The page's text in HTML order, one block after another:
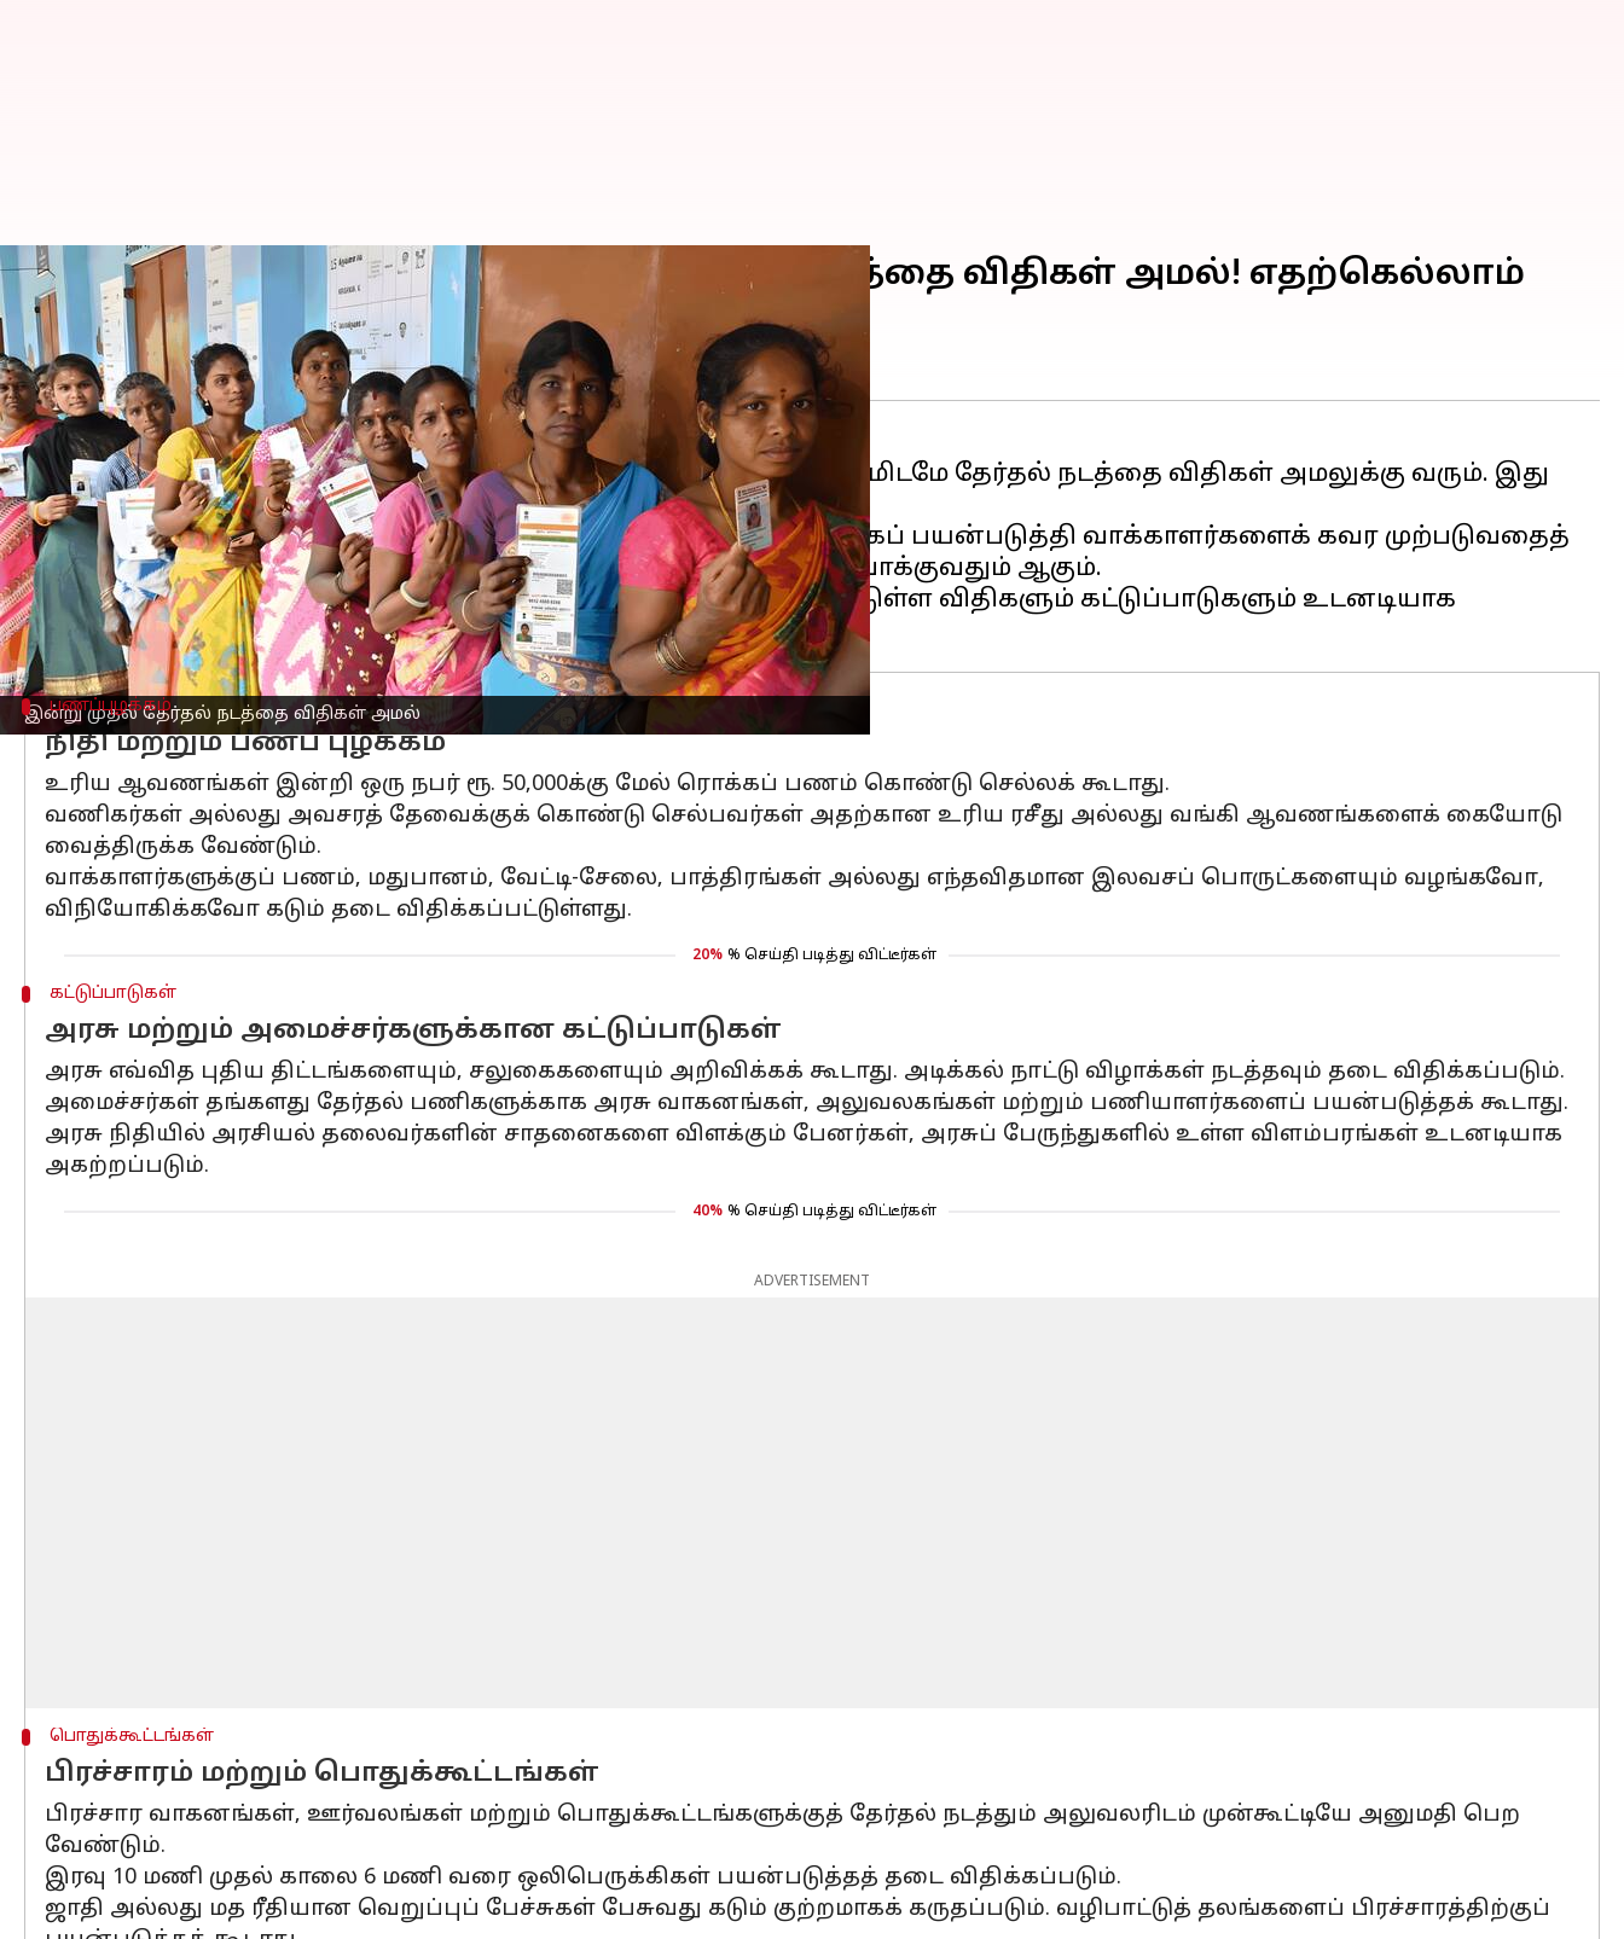
இன்று முதல் தேர்தல் நடத்தை விதிகள் அமல்
தமிழக தேர்தல் 2026: இன்று முதல் தேர்தல் நடத்தை விதிகள் அமல்! எதற்கெல்லாம்
தடை? முழு விவரங்கள்
எழுதியவர் Sekar Chinnappan Mar 15, 2026
செய்தி முன்னோட்டம்
இந்தியதேர்தல் ஆணையம்தேர்தல் தேதியை அறிவித்த அடுத்த நிமிடமே தேர்தல் நடத்தை விதிகள் அமலுக்கு வரும். இது
தேர்தல் முடியும் வரை நீடிக்கும்.
இதன் முக்கிய நோக்கம், ஆளுங்கட்சி தனது அதிகாரத்தைத் தவறாகப் பயன்படுத்தி வாக்காளர்களைக் கவர முற்படுவதைத்
தடுப்பதும், அனைத்துக் கட்சிகளுக்கும் ஒரு சமமான களத்தை உருவாக்குவதும் ஆகும்.
தேர்தல் நடத்தை விதிகள் அமலுக்கு வந்தவுடன் கீழே குறிப்பிடப்பட்டுள்ள விதிகளும் கட்டுப்பாடுகளும் உடனடியாக
பணப்புழக்கம்
நிதி மற்றும் பணப் புழக்கம்
உரிய ஆவணங்கள் இன்றி ஒரு நபர் ரூ. 50,000க்கு மேல் ரொக்கப் பணம் கொண்டு செல்லக் கூடாது.
வணிகர்கள் அல்லது அவசரத் தேவைக்குக் கொண்டு செல்பவர்கள் அதற்கான உரிய ரசீது அல்லது வங்கி ஆவணங்களைக் கையோடு
வைத்திருக்க வேண்டும்.
வாக்காளர்களுக்குப் பணம், மதுபானம், வேட்டி-சேலை, பாத்திரங்கள் அல்லது எந்தவிதமான இலவசப் பொருட்களையும் வழங்கவோ,
விநியோகிக்கவோ கடும் தடை விதிக்கப்பட்டுள்ளது.
20% % செய்தி படித்து விட்டீர்கள்
கட்டுப்பாடுகள்
அரசு மற்றும் அமைச்சர்களுக்கான கட்டுப்பாடுகள்
அரசு எவ்வித புதிய திட்டங்களையும், சலுகைகளையும் அறிவிக்கக் கூடாது. அடிக்கல் நாட்டு விழாக்கள் நடத்தவும் தடை விதிக்கப்படும்.
அமைச்சர்கள் தங்களது தேர்தல் பணிகளுக்காக அரசு வாகனங்கள், அலுவலகங்கள் மற்றும் பணியாளர்களைப் பயன்படுத்தக் கூடாது.
அரசு நிதியில் அரசியல் தலைவர்களின் சாதனைகளை விளக்கும் பேனர்கள், அரசுப் பேருந்துகளில் உள்ள விளம்பரங்கள் உடனடியாக
அகற்றப்படும்.
40% % செய்தி படித்து விட்டீர்கள்
ADVERTISEMENT
பொதுக்கூட்டங்கள்
பிரச்சாரம் மற்றும் பொதுக்கூட்டங்கள்
பிரச்சார வாகனங்கள், ஊர்வலங்கள் மற்றும் பொதுக்கூட்டங்களுக்குத் தேர்தல் நடத்தும் அலுவலரிடம் முன்கூட்டியே அனுமதி பெற
வேண்டும்.
இரவு 10 மணி முதல் காலை 6 மணி வரை ஒலிபெருக்கிகள் பயன்படுத்தத் தடை விதிக்கப்படும்.
ஜாதி அல்லது மத ரீதியான வெறுப்புப் பேச்சுகள் பேசுவது கடும் குற்றமாகக் கருதப்படும். வழிபாட்டுத் தலங்களைப் பிரச்சாரத்திற்குப்